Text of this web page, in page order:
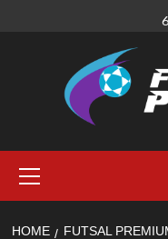
Menu
HOME FUTSAL